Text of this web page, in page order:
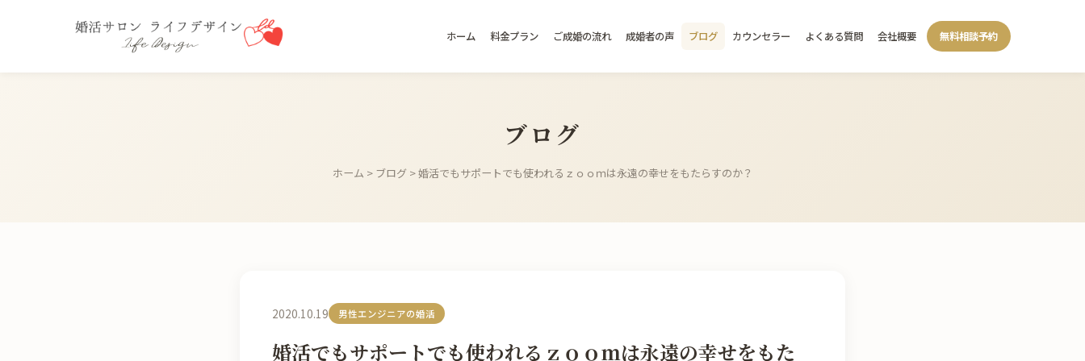
ホーム 料金プラン ご成婚の流れ 成婚者の声 ブログ カウンセラー よくある質問 会社概要 無料相談予約
ブログ
ホーム > ブログ> 婚活でもサポートでも使われるｚｏｏｍは永遠の幸せをもたらすのか？
2020.10.19 男性エンジニアの婚活
婚活でもサポートでも使われるｚｏｏｍは永遠の幸せをもた